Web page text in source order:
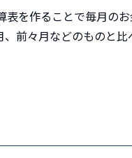
表を作ることで毎月の
前々月などのものと比